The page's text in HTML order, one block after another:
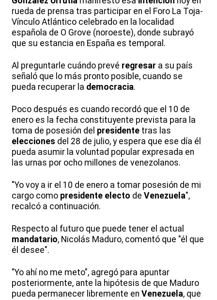
rueda de prensa tras participar en el Foro La Toja-
Vínculo Atlántico celebrado en la localidad
española de O Grove (noroeste), donde subrayó
que su estancia en España es temporal.
Al preguntarle cuándo prevé regresar a su país
señaló que lo más pronto posible, cuando se
pueda recuperar la democracia.
Poco después es cuando recordó que el 10 de
enero es la fecha constituyente prevista para la
toma de posesión del presidente tras las
elecciones del 28 de julio, y espera que ese día él
pueda asumir la voluntad popular expresada en
las urnas por ocho millones de venezolanos.
"Yo voy a ir el 10 de enero a tomar posesión de mi
cargo como presidente electo de Venezuela",
recalcó a continuación.
Respecto al futuro que puede tener el actual
mandatario, Nicolás Maduro, comentó que "él que
él desee".
"Yo ahí no me meto", agregó para apuntar
posteriormente, ante la hipótesis de que Maduro
pueda permanecer libremente en Venezuela, que